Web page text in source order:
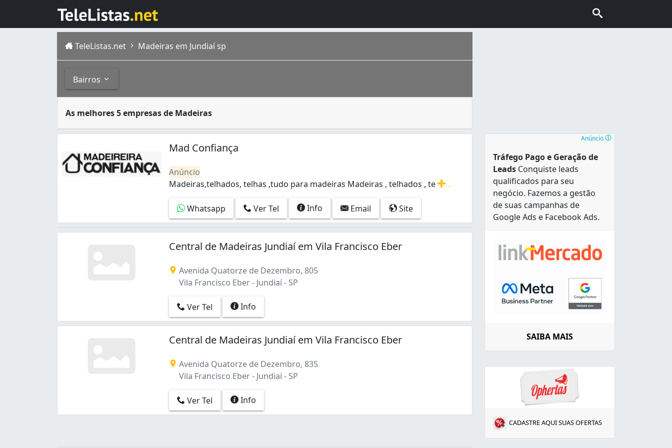
TeleListas.net Madeiras em Jundiaí sp
Bairros
Distrito Industrial (1)
Jardim Ermida II (1)
Jundiaí Mirim (1)
Parque Residencial Jundiaí (1)
As melhores 5 empresas de Madeiras
Localizado no estado de São Paulo , o município de Jundiaí possui 405.740 habitantes, é o 15° município mais populoso e o sétimo maior fora da Grande
Mad Confiança
Anúncio
Madeiras,telhados, telhas ,tudo para madeiras Madeiras , telhados , te
Madeiras,telhados, telhas ,tudo para madeiras Madeiras , telhados , telhas , tudo para madeiras
Whatsapp
Ver Tel Info Email Site
Central de Madeiras Jundiaí em Vila Francisco Eber
Avenida Quatorze de Dezembro, 805
Vila Francisco Eber - Jundiaí - SP
Ver Tel Info
Central de Madeiras Jundiaí em Vila Francisco Eber
Avenida Quatorze de Dezembro, 835
Vila Francisco Eber - Jundiaí - SP
Ver Tel Info
Anúncio
Tráfego Pago e Geração de
Leads Conquiste leads
qualificados para seu
negócio. Fazemos a gestão
de suas campanhas de
Google Ads e Facebook Ads.
SAIBA MAIS
CADASTRE AQUI SUAS OFERTAS